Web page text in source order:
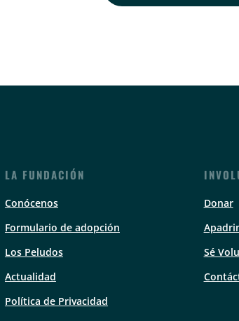
LA FUNDACIÓN
Conócenos
Formulario de adopción
Los Peludos
Actualidad
Política de Privacidad
Donar
Sé